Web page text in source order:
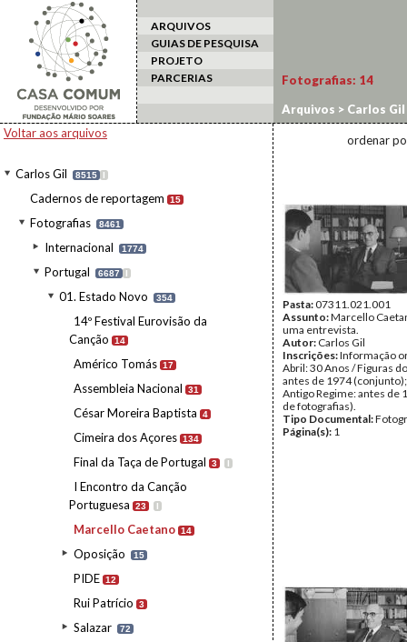
ARQUIVOS
GUIAS DE PESQUISA
PROJETO
PARCERIAS
Voltar aos arquivos
Carlos Gil 8515 I
Cadernos de reportagem 15
Fotografias 8461
Internacional 1774
Portugal 6687 I
01. Estado Novo 354
14º Festival Eurovisão da
Canção
14
Américo Tomás 17
Assembleia Nacional 31
César Moreira Baptista 4
Cimeira dos Açores 134
Final da Taça de Portugal 3 I
I Encontro da Canção
Portuguesa
23 I
Marcello Caetano 14
Oposição 15
PIDE 12
Rui Patrício 3
Salazar 72
Fotografias: 14
Arquivos > Carlos Gil
ordenar
Pasta:07311.021.001
Assunto:Marcello
uma entrevista.
Autor: Carlos Gil
Inscrições:Informação
Abril: 30 Anos / Figuras
antes de 1974
Antigo Regime: antes de
de fotografias).
Tipo Documental:
Página(s): 1